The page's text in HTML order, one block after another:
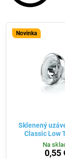
Novinka
Sklenený
Classic Low
Na
0,55